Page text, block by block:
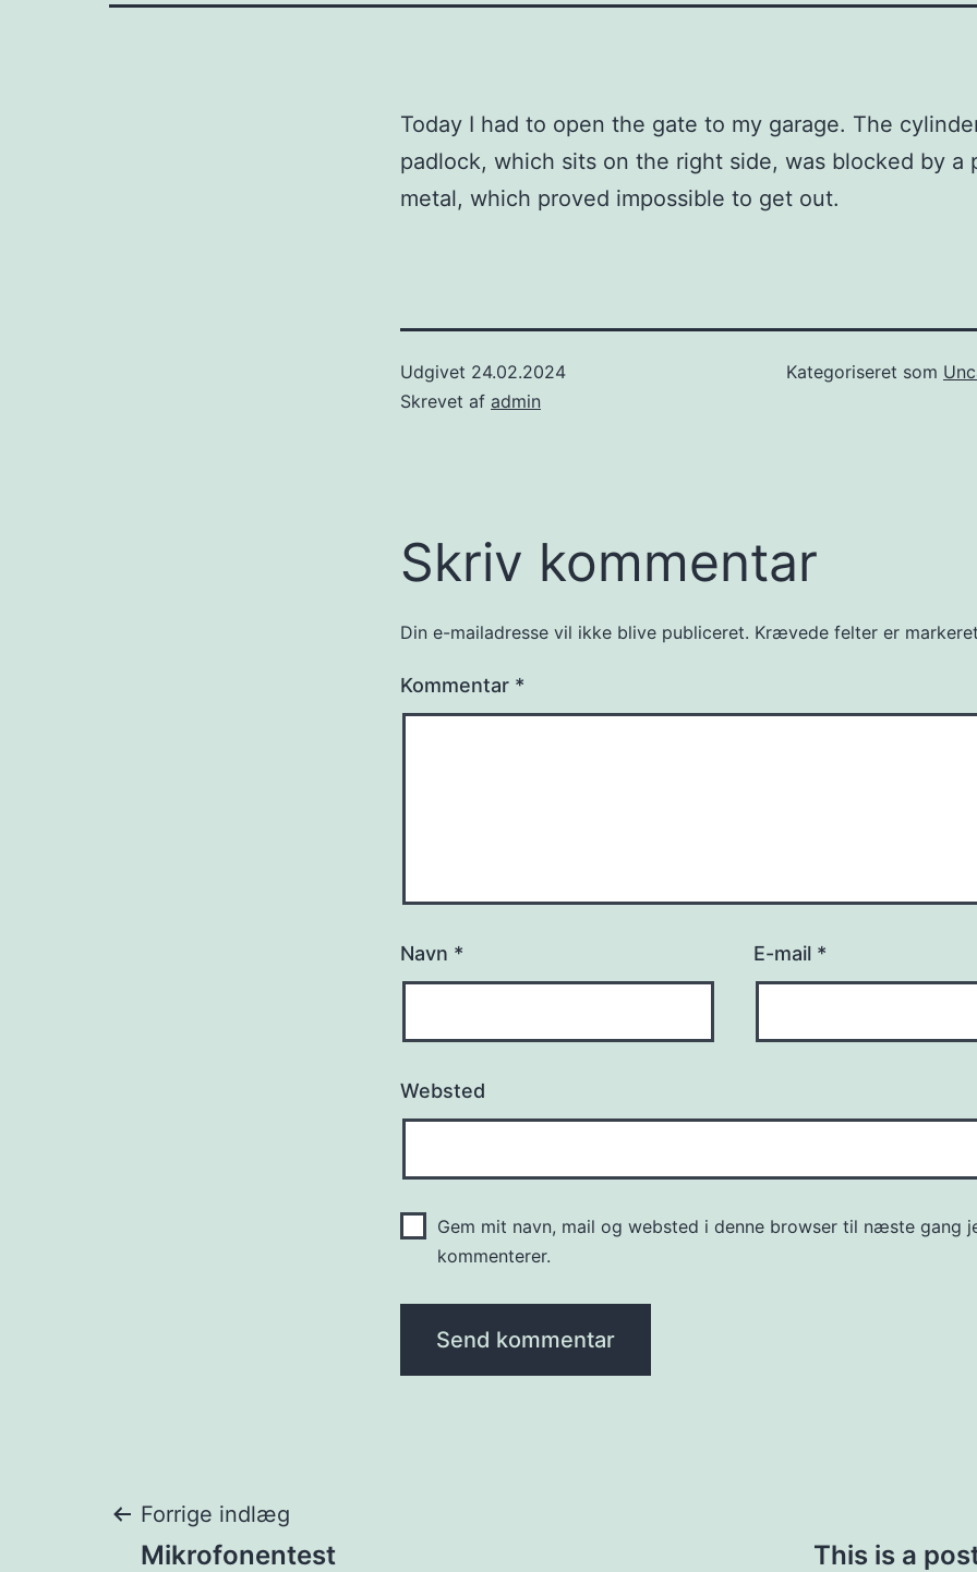
Today I had to open the gate to my garage. The
padlock, which sits on the right side, was blocked by a
metal, which proved impossible to get out.
Udgivet 24.02.2024
Skrevet af admin
Kategoriseret som
Skriv kommentar
Din e-mailadresse vil ikke blive publiceret. Krævede felter er
Kommentar *
Navn * E-mail *
Websted
Gem mit navn, mail og websted i denne browser til næste gang
kommenterer.
Indlægsnavigation
Forrige indlæg
Mikrofonentest
This is a